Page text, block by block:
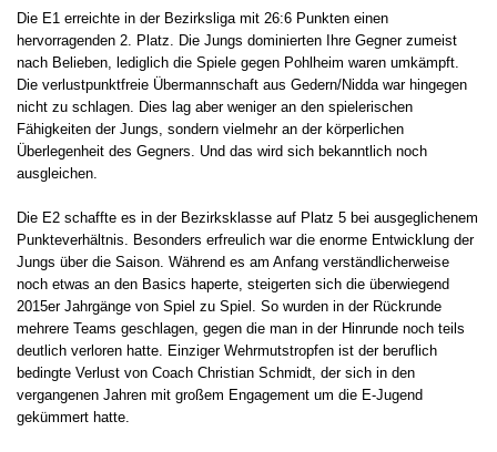
Die E1 erreichte in der Bezirksliga mit 26:6 Punkten einen
hervorragenden 2. Platz. Die Jungs dominierten Ihre Gegner zumeist
nach Belieben, lediglich die Spiele gegen Pohlheim waren umkämpft.
Die verlustpunktfreie Übermannschaft aus Gedern/Nidda war hingegen
nicht zu schlagen. Dies lag aber weniger an den spielerischen
Fähigkeiten der Jungs, sondern vielmehr an der körperlichen
Überlegenheit des Gegners. Und das wird sich bekanntlich noch
ausgleichen.
Die E2 schaffte es in der Bezirksklasse auf Platz 5 bei ausgeglichenem
Punkteverhältnis. Besonders erfreulich war die enorme Entwicklung der
Jungs über die Saison. Während es am Anfang verständlicherweise
noch etwas an den Basics haperte, steigerten sich die überwiegend
2015er Jahrgänge von Spiel zu Spiel. So wurden in der Rückrunde
mehrere Teams geschlagen, gegen die man in der Hinrunde noch teils
deutlich verloren hatte. Einziger Wehrmutstropfen ist der beruflich
bedingte Verlust von Coach Christian Schmidt, der sich in den
vergangenen Jahren mit großem Engagement um die E-Jugend
gekümmert hatte.